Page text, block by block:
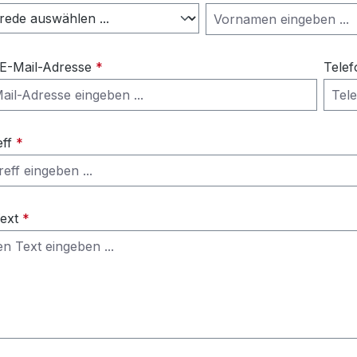
Mail-Adresse *
*
*